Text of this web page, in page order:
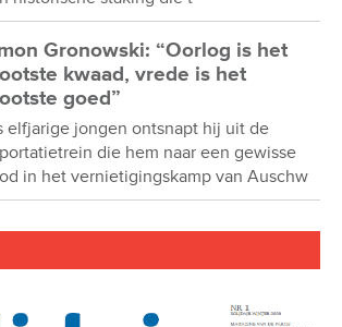
Gronowski: “Oorlog is het
kwaad, vrede is het
goed”
elfjarige jongen ontsnapt hij uit de
die hem naar een gewisse
in het vernietigingskamp van Auschw